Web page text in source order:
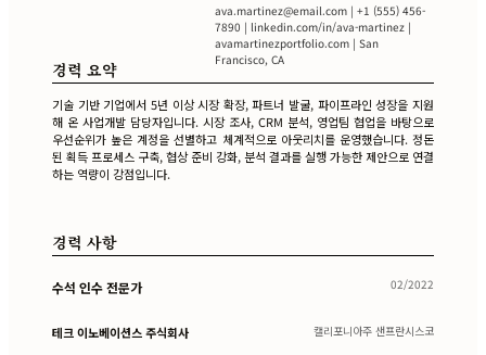
ava.martinez@email.com | +1 (555) 456-
7890 | linkedin.com/in/ava-martinez |
avamartinezportfolio.com | San
Francisco, CA
경력 요약
기술 기반 기업에서 5년 이상 시장 확장, 파트너 발굴, 파이프라인 성장을 지원
해 온 사업개발 담당자입니다. 시장 조사, CRM 분석, 영업팀 협업을 바탕으로
우선순위가 높은 계정을 선별하고 체계적으로 아웃리치를 운영했습니다. 정돈
된 획득 프로세스 구축, 협상 준비 강화, 분석 결과를 실행 가능한 제안으로 연결
하는 역량이 강점입니다.
경력 사항
수석 인수 전문가 02/2022
테크 이노베이션스 주식회사 캘리포니아주 샌프란시스코